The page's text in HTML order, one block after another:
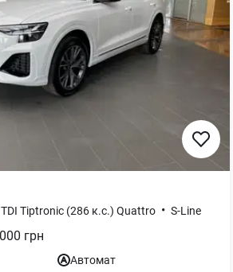
Tiptronic (286 к.с.) Quattro • S-Line
грн
Автомат